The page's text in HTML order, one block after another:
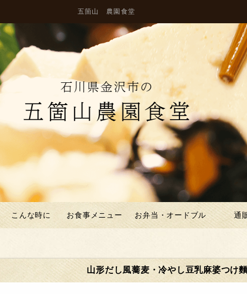
五箇山 農園食堂
こんな時に お食事メニュー お弁当・オードブル 通
山形だし風蕎麦・冷やし豆乳麻婆つ